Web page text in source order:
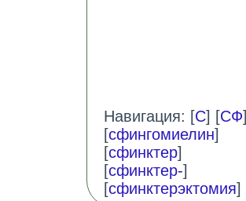
Навигация: [С] [СФ]
[сфингомиелин]
[сфинктер]
[сфинктер-]
[сфинктерэктомия]